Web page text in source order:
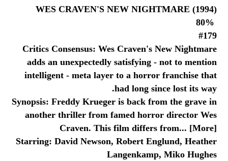
WES CRAVEN'S NEW NIGHTMARE (1994)
#179
Critics Consensus: Wes Craven's New Nightmare
adds an unexpectedly satisfying - not to mention
intelligent - meta layer to a horror franchise that
had long since lost its way.
Synopsis: Freddy Krueger is back from the grave in
another thriller from famed horror director Wes
Craven. This film differs from... [More]
Starring: David Newson, Robert Englund, Heather
Langenkamp, Miko Hughes